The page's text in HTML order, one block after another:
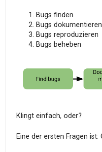
Bugs finden
Bugs dokumentieren
Bugs reproduzieren
Bugs beheben
Klingt einfach, oder?
Eine der ersten Fragen